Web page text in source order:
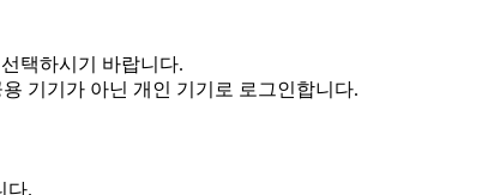
택하시기 바랍니다.
기기가 아닌 개인 기기로 로그인합니다.
다.